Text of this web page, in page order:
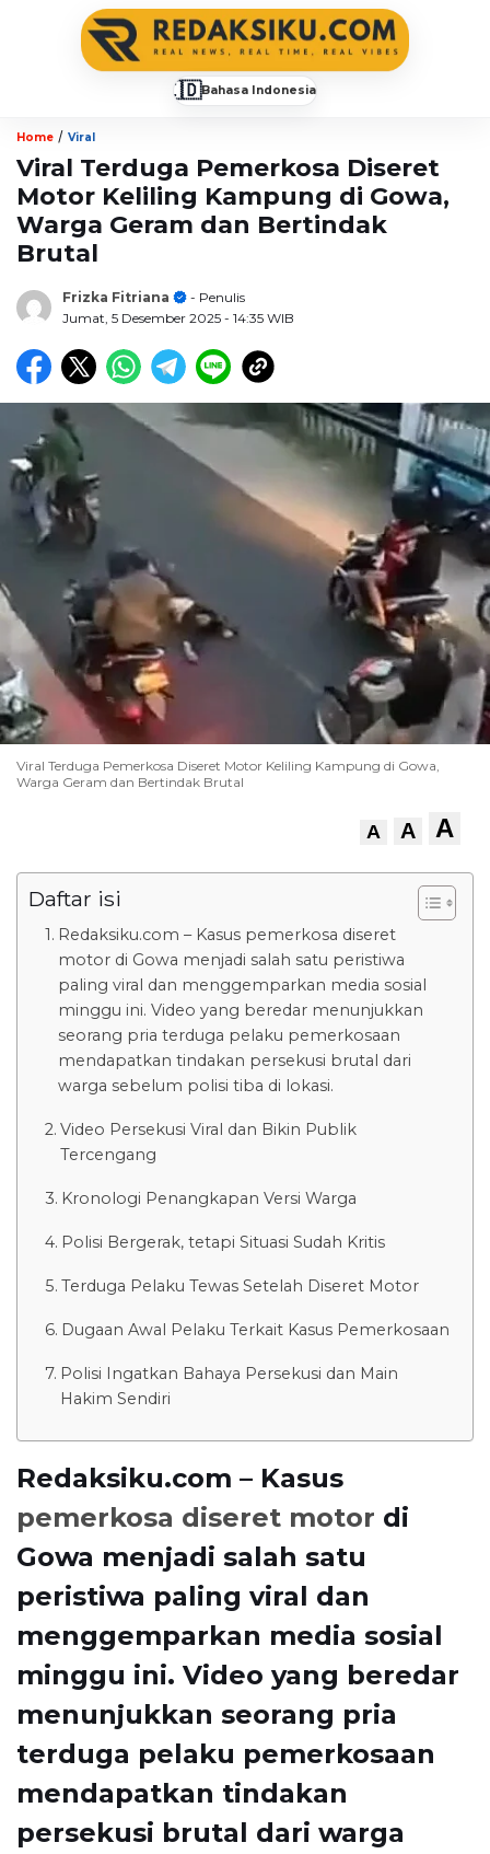
🇮🇩Bahasa Indonesia
Home / Viral
Viral Terduga Pemerkosa Diseret
Motor Keliling Kampung di Gowa,
Warga Geram dan Bertindak
Brutal
Frizka Fitriana
- Penulis
Jumat, 5 Desember 2025 - 14:35 WIB
Viral Terduga Pemerkosa Diseret Motor Keliling Kampung di Gowa,
Warga Geram dan Bertindak Brutal
A A A
Daftar isi
Redaksiku.com – Kasus pemerkosa diseret
motor di Gowa menjadi salah satu peristiwa
paling viral dan menggemparkan media sosial
minggu ini. Video yang beredar menunjukkan
seorang pria terduga pelaku pemerkosaan
mendapatkan tindakan persekusi brutal dari
warga sebelum polisi tiba di lokasi.
Video Persekusi Viral dan Bikin Publik
Tercengang
Kronologi Penangkapan Versi Warga
Polisi Bergerak, tetapi Situasi Sudah Kritis
Terduga Pelaku Tewas Setelah Diseret Motor
Dugaan Awal Pelaku Terkait Kasus Pemerkosaan
Polisi Ingatkan Bahaya Persekusi dan Main
Hakim Sendiri
Redaksiku.com – Kasus
pemerkosa diseret motor di
Gowa menjadi salah satu
peristiwa paling viral dan
menggemparkan media sosial
minggu ini. Video yang beredar
menunjukkan seorang pria
terduga pelaku pemerkosaan
mendapatkan tindakan
persekusi brutal dari warga